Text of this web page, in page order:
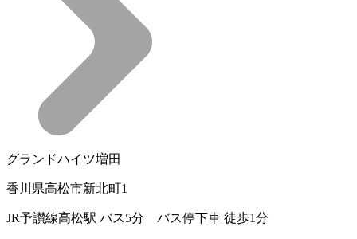
グランドハイツ増田
香川県高松市新北町1
JR予讃線高松駅 バス5分 バス停下車 徒歩1分